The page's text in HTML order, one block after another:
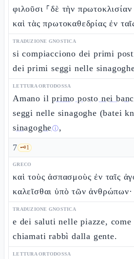
φιλοῦσι ⸀δὲ τὴν πρωτοκλισίαν
καὶ τὰς πρωτοκαθεδρίας ἐν
TRADUZIONE GNOSTICA
si compiacciono dei primi
dei primi seggi nelle
LETTURA ORTODOSSA
Amano ilprimo posto nei
seggi nelle sinagoghe (batei
sinagogheⓘ,
7 🗝️1
GRECO
καὶ τοὺς ἀσπασμοὺς ἐν ταῖς
καλεῖσθαι ὑπὸ τῶν
TRADUZIONE GNOSTICA
e dei saluti nelle piazze, come
chiamati rabbì dalla gente.
LETTURA ORTODOSSA